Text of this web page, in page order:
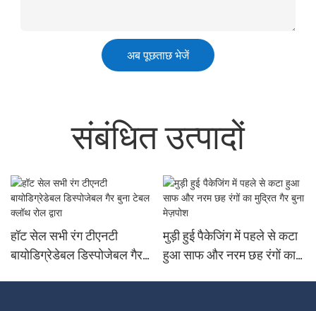
अब पूछताछ भेजें
संबंधित उत्पादों
हॉट सेल सभी रंग टीएनटी
बायोडिग्रेडेबल डिस्पोजेबल गैर
मुड़ी हुई पैकेजिंग में पहले से कटा
हुआ साफ और नरम छह रंगों का